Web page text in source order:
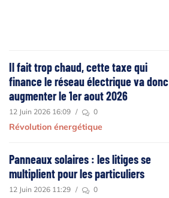
Il fait trop chaud, cette taxe qui
finance le réseau électrique va donc
augmenter le 1er aout 2026
12 Juin 2026 16:09 / 0
Révolution énergétique
Panneaux solaires : les litiges se
multiplient pour les particuliers
12 Juin 2026 11:29 / 0